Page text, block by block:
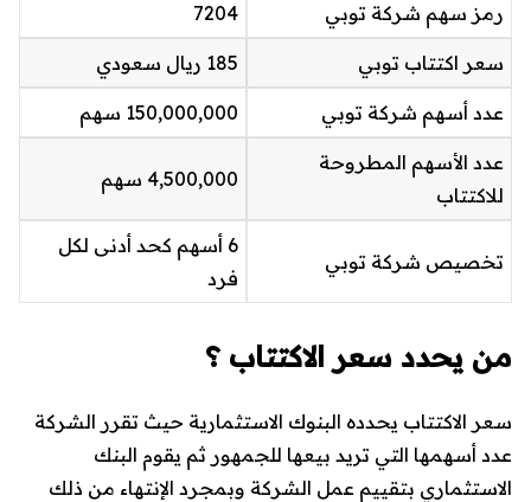
رمز سهم شركة توبي 7204
سعر اكتتاب توبي 185 ريال سعودي
عدد أسهم شركة توبي 150,000,000 سهم
عدد الأسهم المطروحة
للاكتتاب
4,500,000 سهم
تخصيص شركة توبي
6 أسهم كحد أدنى لكل
فرد
من يحدد سعر الاكتتاب ؟
سعر الاكتتاب يحدده البنوك الاستثمارية حيث تقرر الشركة
عدد أسهمها التي تريد بيعها للجمهور ثم يقوم البنك
الاستثماري بتقييم عمل الشركة وبمجرد الإنتهاء من ذلك